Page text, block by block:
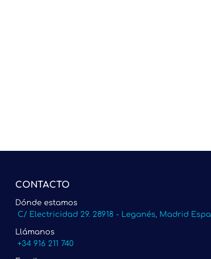
CONTACTO
Dónde estamos
C/ Electricidad 29. 28918 - Leganés, Madrid
Llámanos
+34 916 211 740